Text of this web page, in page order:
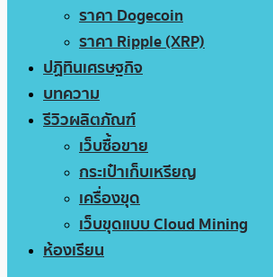
ราคา Dogecoin
ราคา Ripple (XRP)
ปฏิทินเศรษฐกิจ
บทความ
รีวิวผลิตภัณฑ์
เว็บซื้อขาย
กระเป๋าเก็บเหรียญ
เครื่องขุด
เว็บขุดแบบ Cloud Mining
ห้องเรียน